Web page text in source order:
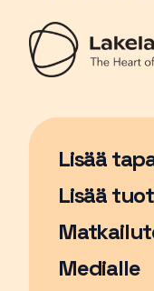
Lisää
Sivu
Lisää
Medialle